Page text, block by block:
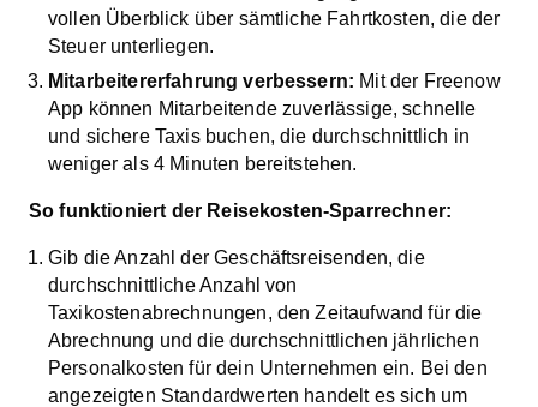
vollen Überblick über sämtliche Fahrtkosten, die der
Steuer unterliegen.
Mitarbeitererfahrung verbessern: Mit der Freenow
App können Mitarbeitende zuverlässige, schnelle
und sichere Taxis buchen, die durchschnittlich in
weniger als 4 Minuten bereitstehen.
So funktioniert der Reisekosten-Sparrechner:
Gib die Anzahl der Geschäftsreisenden, die
durchschnittliche Anzahl von
Taxikostenabrechnungen, den Zeitaufwand für die
Abrechnung und die durchschnittlichen jährlichen
Personalkosten für dein Unternehmen ein. Bei den
angezeigten Standardwerten handelt es sich um